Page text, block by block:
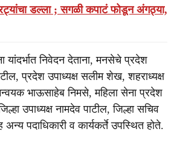
डल्ला ; सगळी कपाटं फोडून अंगठ्या,
यांदर्भात निवेदन देताना, मनसेचे प्रदेश
प्रदेश उपाध्यक्ष सलीम शेख, शहराध्यक्ष
भाऊसाहेब निमसे, महिला सेना प्रदेश
उपाध्यक्ष नामदेव पाटील, जिल्हा सचिव
पदाधिकारी व कार्यकर्ते उपस्थित होते.